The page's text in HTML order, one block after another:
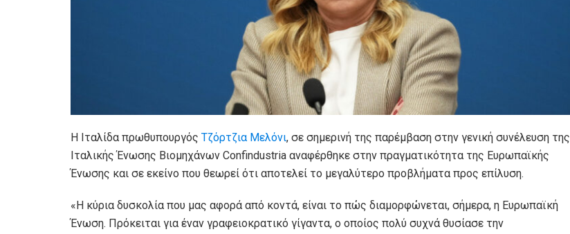
Η Ιταλίδα πρωθυπουργός Τζόρτζια Μελόνι, σε σημερινή της παρέμβαση στην γενική συνέλευση της
Ιταλικής Ένωσης Βιομηχάνων Confindustria αναφέρθηκε στην πραγματικότητα της Ευρωπαϊκής
Ένωσης και σε εκείνο που θεωρεί ότι αποτελεί το μεγαλύτερο προβλήματα προς επίλυση.
«Η κύρια δυσκολία που μας αφορά από κοντά, είναι το πώς διαμορφώνεται, σήμερα, η Ευρωπαϊκή
Ένωση. Πρόκειται για έναν γραφειοκρατικό γίγαντα, ο οποίος πολύ συχνά θυσίασε την